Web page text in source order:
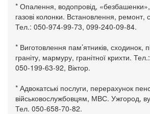
* Опалення, водопровід,
газові колонки. Встановлення, ремонт,
Тел.: 050-974-99-73, 099-240-09-84.
* Виготовлення пам’ятників, сходинок,
граніту, мармуру, гранітної крихти.
050-199-63-92, Віктор.
* Адвокатські послуги, перерахунок
військовослужбовцям, МВС. Ужгород,
Тел. 050-658-70-82.